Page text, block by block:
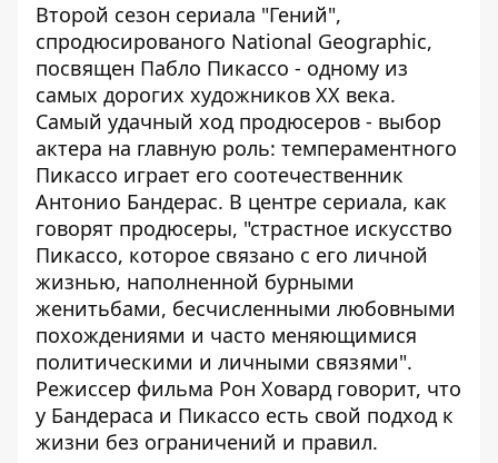
Второй сезон сериала "Гений",
спродюсированого National Geographic,
посвящен Пабло Пикассо - одному из
самых дорогих художников ХХ века.
Самый удачный ход продюсеров - выбор
актера на главную роль: темпераментного
Пикассо играет его соотечественник
Антонио Бандерас. В центре сериала, как
говорят продюсеры, "страстное искусство
Пикассо, которое связано с его личной
жизнью, наполненной бурными
женитьбами, бесчисленными любовными
похождениями и часто меняющимися
политическими и личными связями".
Режиссер фильма Рон Ховард говорит, что
у Бандераса и Пикассо есть свой подход к
жизни без ограничений и правил.